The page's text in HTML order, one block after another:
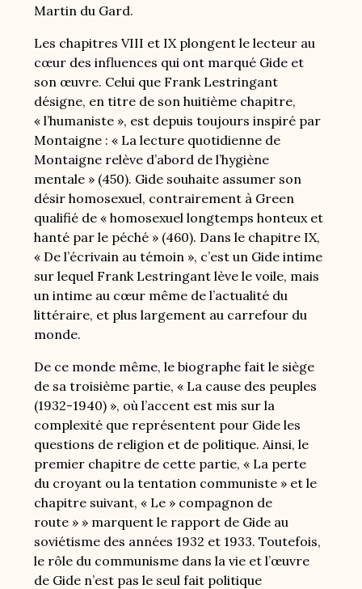
Martin du Gard.
Les chapitres VIII et IX plongent le lecteur au
cœur des influences qui ont marqué Gide et
son œuvre. Celui que Frank Lestringant
désigne, en titre de son huitième chapitre,
« l’humaniste », est depuis toujours inspiré par
Montaigne : « La lecture quotidienne de
Montaigne relève d’abord de l’hygiène
mentale » (450). Gide souhaite assumer son
désir homosexuel, contrairement à Green
qualifié de « homosexuel longtemps honteux et
hanté par le péché » (460). Dans le chapitre IX,
« De l’écrivain au témoin », c’est un Gide intime
sur lequel Frank Lestringant lève le voile, mais
un intime au cœur même de l’actualité du
littéraire, et plus largement au carrefour du
monde.
De ce monde même, le biographe fait le siège
de sa troisième partie, « La cause des peuples
(1932-1940) », où l’accent est mis sur la
complexité que représentent pour Gide les
questions de religion et de politique. Ainsi, le
premier chapitre de cette partie, « La perte
du croyant ou la tentation communiste » et le
chapitre suivant, « Le » compagnon de
route » » marquent le rapport de Gide au
soviétisme des années 1932 et 1933. Toutefois,
le rôle du communisme dans la vie et l’œuvre
de Gide n’est pas le seul fait politique